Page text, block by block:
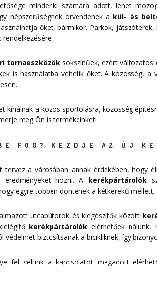
mindenki számára adott, lehet
népszerűségnek örvendenek a kül- és
őket, bármikor. Parkok,
tornaeszközök sokszínűek, ezért változatos
is használatba vehetik őket. A közösség,
kínálnak a közös sportolásra, közösség
meg Ön is termékeinket!
FOG? KEZDJE AZ ÚJ
tervez a városában annak érdekében, hogy
eredményeket hozni. A kerékpártárolók
egyre többen döntenek a kétkerekű
utcabútorok és kiegészítők között
kerékpártárolók elérhetőek nálunk,
biztosítsanak a bicikliknek, így
fel velünk a kapcsolatot megadott